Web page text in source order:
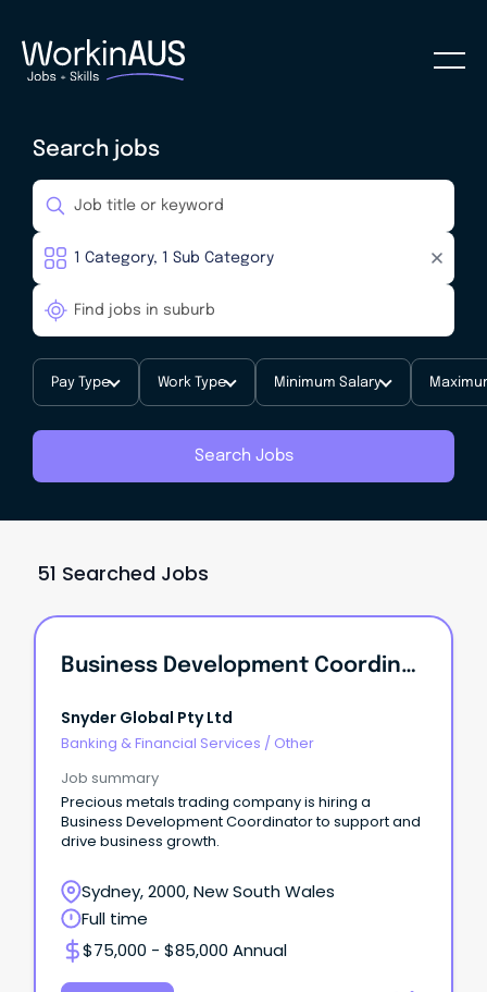
Search jobs
Pay Type Work Type Minimum Salary
Search Jobs
51 Searched Jobs
Business Development Coordinator
Snyder Global Pty Ltd
Banking & Financial Services / Other
Job summary
Precious metals trading company is hiring a
Business Development Coordinator to support and
drive business growth.
Sydney, 2000, New South Wales
Full time
$75,000 - $85,000 Annual